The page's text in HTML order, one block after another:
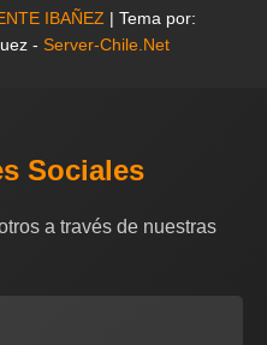
IBAÑEZ | Tema por:
- Server-Chile.Net
Sociales
a través de nuestras